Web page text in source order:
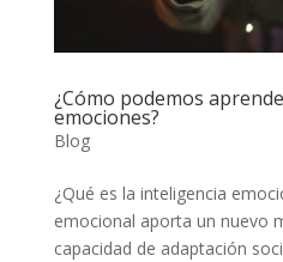
¿Cómo podemos
emociones?
Blog
¿Qué es la inteligencia
emocional aporta un nuevo
capacidad de adaptación